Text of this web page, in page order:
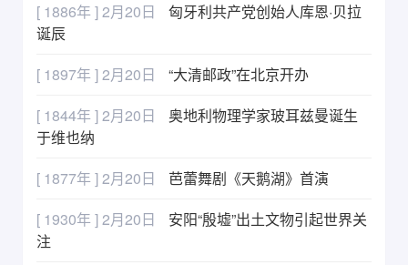
[ 1886年 ] 2月20日
匈牙利共产党创始人库恩·贝拉
诞辰
[ 1897年 ] 2月20日
“大清邮政”在北京开办
[ 1844年 ] 2月20日
奥地利物理学家玻耳兹曼诞生
于维也纳
[ 1877年 ] 2月20日
芭蕾舞剧《天鹅湖》首演
[ 1930年 ] 2月20日
安阳“殷墟”出土文物引起世界关
注